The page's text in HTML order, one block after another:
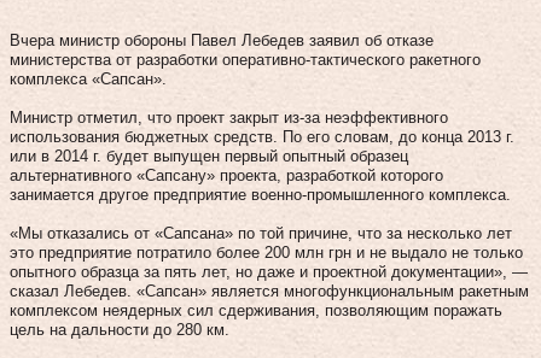
Вчера министр обороны Павел Лебедев заявил об отказе
министерства от разработки оперативно-тактического ракетного
комплекса «Сапсан».
Министр отметил, что проект закрыт из-за неэффективного
использования бюджетных средств. По его словам, до конца 2013 г.
или в 2014 г. будет выпущен первый опытный образец
альтернативного «Сапсану» проекта, разработкой которого
занимается другое предприятие военно-промышленного комплекса.
«Мы отказались от «Сапсана» по той причине, что за несколько лет
это предприятие потратило более 200 млн грн и не выдало не только
опытного образца за пять лет, но даже и проектной документации», —
сказал Лебедев. «Сапсан» является многофункциональным ракетным
комплексом неядерных сил сдерживания, позволяющим поражать
цель на дальности до 280 км.